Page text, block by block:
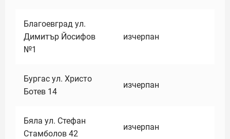
Благоевград ул.
Димитър Йосифов
№1
изчерпан
Бургас ул. Христо
Ботев 14
изчерпан
Бяла ул. Стефан
Стамболов 42
изчерпан